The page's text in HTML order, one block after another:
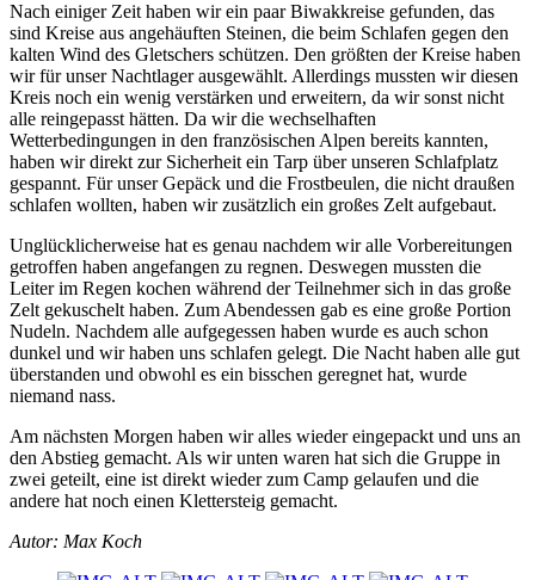
Nach einiger Zeit haben wir ein paar Biwakkreise gefunden, das
sind Kreise aus angehäuften Steinen, die beim Schlafen gegen den
kalten Wind des Gletschers schützen. Den größten der Kreise haben
wir für unser Nachtlager ausgewählt. Allerdings mussten wir diesen
Kreis noch ein wenig verstärken und erweitern, da wir sonst nicht
alle reingepasst hätten. Da wir die wechselhaften
Wetterbedingungen in den französischen Alpen bereits kannten,
haben wir direkt zur Sicherheit ein Tarp über unseren Schlafplatz
gespannt. Für unser Gepäck und die Frostbeulen, die nicht draußen
schlafen wollten, haben wir zusätzlich ein großes Zelt aufgebaut.
Unglücklicherweise hat es genau nachdem wir alle Vorbereitungen
getroffen haben angefangen zu regnen. Deswegen mussten die
Leiter im Regen kochen während der Teilnehmer sich in das große
Zelt gekuschelt haben. Zum Abendessen gab es eine große Portion
Nudeln. Nachdem alle aufgegessen haben wurde es auch schon
dunkel und wir haben uns schlafen gelegt. Die Nacht haben alle gut
überstanden und obwohl es ein bisschen geregnet hat, wurde
niemand nass.
Am nächsten Morgen haben wir alles wieder eingepackt und uns an
den Abstieg gemacht. Als wir unten waren hat sich die Gruppe in
zwei geteilt, eine ist direkt wieder zum Camp gelaufen und die
andere hat noch einen Klettersteig gemacht.
Autor: Max Koch